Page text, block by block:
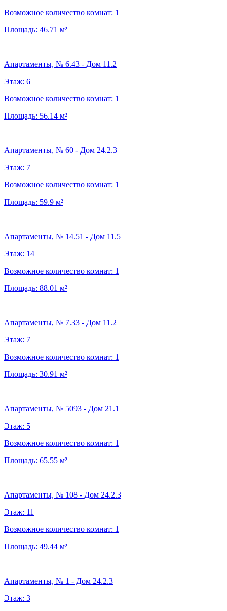
Возможное количество комнат: 1
Площадь: 46.71 м²
Апартаменты, № 6.43 - Дом 11.2
Этаж: 6
Возможное количество комнат: 1
Площадь: 56.14 м²
Апартаменты, № 60 - Дом 24.2.3
Этаж: 7
Возможное количество комнат: 1
Площадь: 59.9 м²
Апартаменты, № 14.51 - Дом 11.5
Этаж: 14
Возможное количество комнат: 1
Площадь: 88.01 м²
Апартаменты, № 7.33 - Дом 11.2
Этаж: 7
Возможное количество комнат: 1
Площадь: 30.91 м²
Апартаменты, № 5093 - Дом 21.1
Этаж: 5
Возможное количество комнат: 1
Площадь: 65.55 м²
Апартаменты, № 108 - Дом 24.2.3
Этаж: 11
Возможное количество комнат: 1
Площадь: 49.44 м²
Апартаменты, № 1 - Дом 24.2.3
Этаж: 3